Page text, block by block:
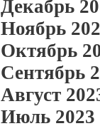
Декабрь
Ноябрь
Октябрь
Сентябрь
Август
Июль 2023